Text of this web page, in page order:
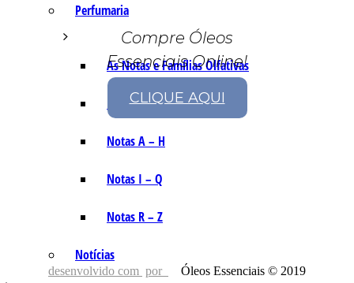
Perfumaria
As Notas e Famílias Olfativas
Marketing Olfativo
Notas A – H
Notas I – Q
Notas R – Z
Notícias
Compre Óleos
Essenciais Online!
CLIQUE AQUI
desenvolvido com por Óleos Essenciais © 2019